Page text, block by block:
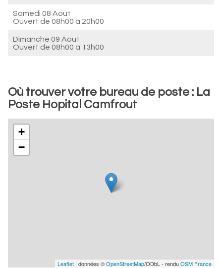
Samedi 08 Aout
Ouvert de 08h00 à 20h00
Dimanche 09 Aout
Ouvert de 08h00 à 13h00
Où trouver votre bureau de poste : La
Poste Hopital Camfrout
+
−
Leaflet | données ©OpenStreetMap/ODbL - renduOSM France